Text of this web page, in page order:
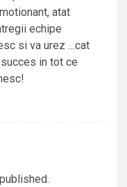
atat
echipe
si va urez …cat
in tot ce